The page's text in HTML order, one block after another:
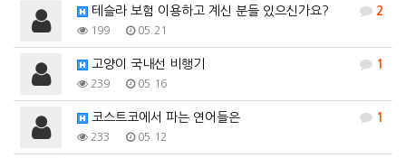
2
테슬라 보험 이용하고 계신 분들 있으신가요?
199 05.21
1
고양이 국내선 비행기
239 05.16
1
코스트코에서 파는 연어들은
233 05.12